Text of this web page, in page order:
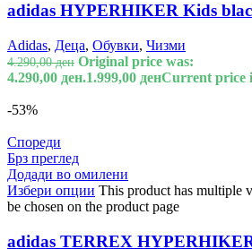
adidas HYPERHIKER Kids
Adidas, Деца, Обувки, Чизми
4.290,00ден Original price was:
4.290,00 ден.1.999,00 денCurrent price
-53%
Спореди
Брз преглед
Додади во омилени
Избери опции This product has multiple
be chosen on the product page
adidas TERREX